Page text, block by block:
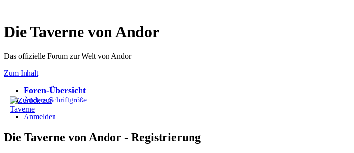
Die Taverne von Andor
Das offizielle Forum zur Welt von Andor
Zum Inhalt
Foren-Übersicht
Ändere Schriftgröße
Anmelden
Die Taverne von Andor - Registrierung